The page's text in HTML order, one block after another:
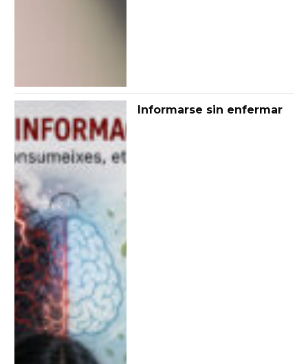
Informarse sin enfermar